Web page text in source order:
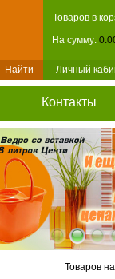
Товаров в
На сумму:
Личный
Контакты
Товаров